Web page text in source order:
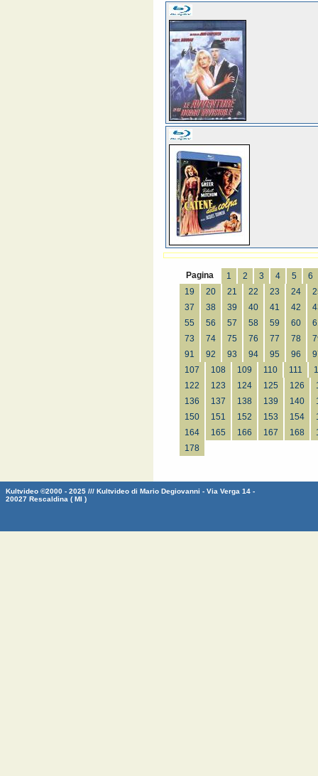
Pagina 1 2 3 4 5
6
19
20 21 22 23 24
37
38 39 40 41 42
55
56 57 58 59 60
73
74 75 76 77 78
91
92 93 94 95 96
107
108 109 110 111
122
123 124 125 126
136
137 138 139 140
150
151 152 153 154
164
165 166 167 168
178
Kultvideo ©2000 - 2025 /// Kultvideo di Mario Degiovanni - Via Verga 14 -
20027 Rescaldina ( MI )